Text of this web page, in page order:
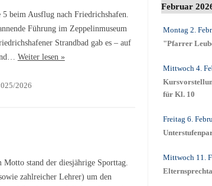
beim Ausflug nach Friedrichshafen.
Führung im Zeppelinmuseum
Strandbad gab es – auf
Weiter lesen »
2026
Motto stand der diesjährige Sporttag.
zahlreicher Lehrer) um den
Februar
Montag 2.
"Pfarrer
Mittwoch 4.
für Kl. 10
Freitag 6.
Mittwoch 11.